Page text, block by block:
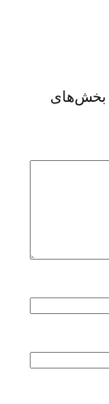
بخش‌های